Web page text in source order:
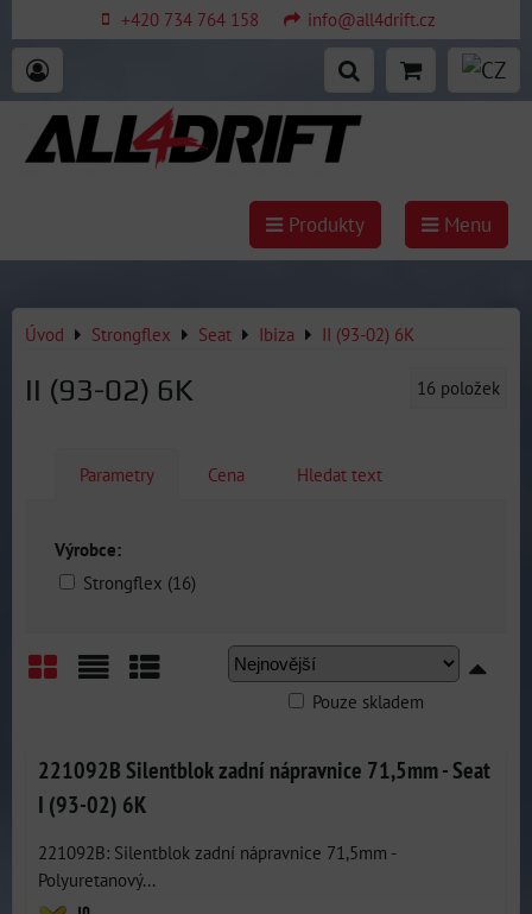
+420 734 764 158 info@all4drift.cz
Produkty Menu
Úvod Strongflex Seat Ibiza II (93-02) 6K
II (93-02) 6K 16 položek
Parametry Cena Hledat text
Výrobce:
Strongflex (16)
Pouze skladem
221092B Silentblok zadní nápravnice 71,5mm - Seat
I (93-02) 6K
221092B: Silentblok zadní nápravnice 71,5mm -
Polyuretanový...